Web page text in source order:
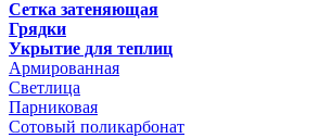
Сетка затеняющая
Грядки
Укрытие для теплиц
Армированная
Светлица
Парниковая
Сотовый поликарбонат